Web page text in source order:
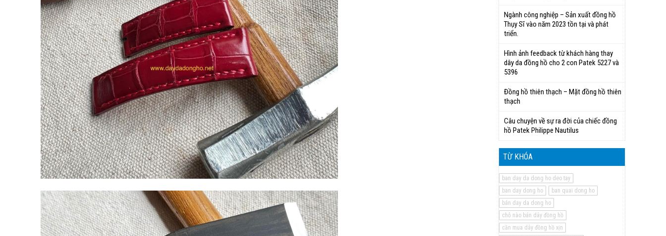
Ngành công nghiệp – Sản xuất đồng hồ
Thụy Sĩ vào năm 2023 tồn tại và phát
triển.
Hình ảnh feedback từ khách hàng thay
dây da đồng hồ cho 2 con Patek 5227 và
5396
Đồng hồ thiên thạch – Mặt đồng hồ thiên
thạch
Câu chuyện về sự ra đời của chiếc đồng
hồ Patek Philippe Nautilus
TỪ KHÓA
ban day da dong ho deo tay
ban day dong ho
ban quai dong ho
bán day da dong ho
chỗ nào bán dây đồng hồ
cần mua dây đồng hồ xịn